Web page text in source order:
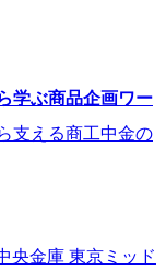
学ぶ商品企画ワー
支える商工中金の
金庫 東京ミッド